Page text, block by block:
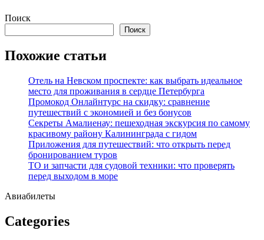
Перейти
содержимому
Поиск
Поиск
Похожие статьи
Отель на Невском проспекте: как выбрать идеальное
место для проживания в сердце Петербурга
Промокод Онлайнтурс на скидку: сравнение
путешествий с экономией и без бонусов
Секреты Амалиенау: пешеходная экскурсия по самому
красивому району Калининграда с гидом
Приложения для путешествий: что открыть перед
бронированием туров
ТО и запчасти для судовой техники: что проверять
перед выходом в море
Авиабилеты
Categories